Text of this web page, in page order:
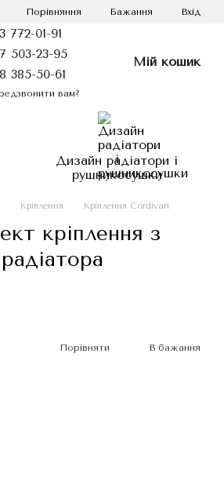
Порівняння Бажання Вхід
772-01-91
503-23-95
385-50-61
вам?
Мій кошик
Дизайн радіатори і
рушникосушки
Кріплення Кріплення Cordivari
кріплення з
Порівняти В бажання